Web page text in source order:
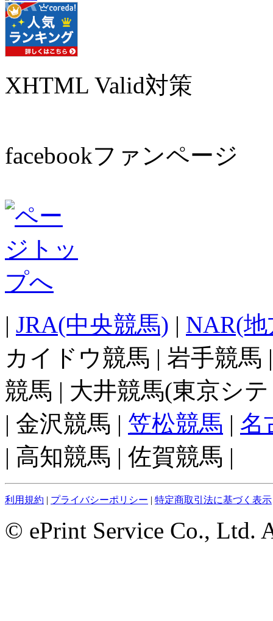
XHTML Valid対策
facebookファンページ
| JRA(中央競馬) | NAR(
カイドウ競馬 | 岩手競馬
競馬 | 大井競馬(東京シ
| 金沢競馬 | 笠松競馬 | 名
| 高知競馬 | 佐賀競馬 |
利用規約 | プライバシーポリシー | 特定商取引法に基づく表示
© ePrint Service Co., Ltd.